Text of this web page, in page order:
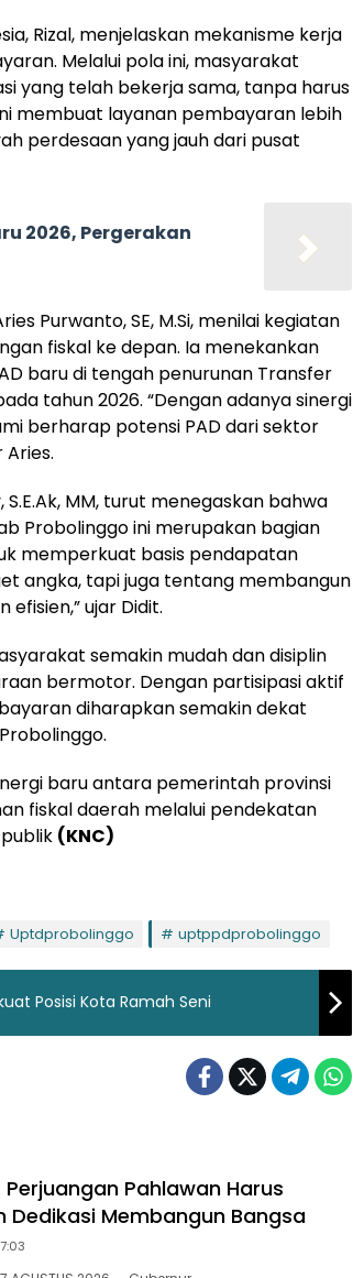
Rizal, menjelaskan mekanisme kerja
Melalui pola ini, masyarakat
yang telah bekerja sama, tanpa harus
membuat layanan pembayaran lebih
perdesaan yang jauh dari pusat
2026, Pergerakan
Purwanto, SE, M.Si, menilai kegiatan
fiskal ke depan. Ia menekankan
baru di tengah penurunan Transfer
tahun 2026. “Dengan adanya sinergi
berharap potensi PAD dari sektor
MM, turut menegaskan bahwa
Probolinggo ini merupakan bagian
memperkuat basis pendapatan
angka, tapi juga tentang membangun
ujar Didit.
semakin mudah dan disiplin
bermotor. Dengan partisipasi aktif
diharapkan semakin dekat
baru antara pemerintah provinsi
fiskal daerah melalui pendekatan
(KNC)
Uptdprobolinggo uptppdprobolinggo
Posisi Kota Ramah Seni
Pahlawan Harus
Dedikasi Membangun Bangsa